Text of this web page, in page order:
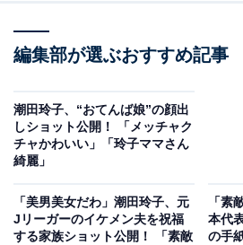
編集部が選ぶおすすめ記事
潮田玲子、“おてんば娘”の顔出
しショット公開！ 「メッチャク
チャかわいい」「玲子ママさん
綺麗」
「美男美女だわ」潮田玲子、元
Jリーガーのイケメン夫を祝福
する家族ショット公開！ 「素敵
「素
本代
の手